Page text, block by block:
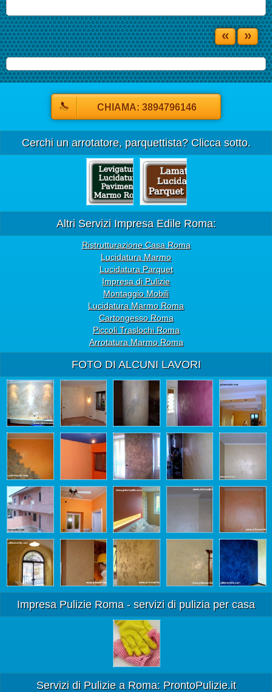
« »
CHIAMA: 3894796146
Cerchi un arrotatore, parquettista? Clicca sotto.
Altri Servizi Impresa Edile Roma:
Ristrutturazione Casa Roma
Lucidatura Marmo
Lucidatura Parquet
Impresa di Pulizie
Montaggio Mobili
Lucidatura Marmo Roma
Cartongesso Roma
Piccoli Traslochi Roma
Arrotatura Marmo Roma
FOTO DI ALCUNI LAVORI
Impresa Pulizie Roma - servizi di pulizia per casa
Servizi di Pulizie a Roma: ProntoPulizie.it